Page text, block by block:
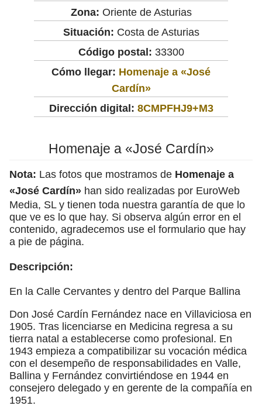
Zona: Oriente de Asturias
Situación: Costa de Asturias
Código postal: 33300
Cómo llegar: Homenaje a «José
Cardín»
Dirección digital: 8CMPFHJ9+M3
Homenaje a «José Cardín»
Nota: Las fotos que mostramos de Homenaje a
«José Cardín» han sido realizadas por EuroWeb
Media, SL y tienen toda nuestra garantía de que lo
que ve es lo que hay. Si observa algún error en el
contenido, agradecemos use el formulario que hay
a pie de página.
Descripción:
En la Calle Cervantes y dentro del Parque Ballina
Don José Cardín Fernández nace en Villaviciosa en
1905. Tras licenciarse en Medicina regresa a su
tierra natal a establecerse como profesional. En
1943 empieza a compatibilizar su vocación médica
con el desempeño de responsabilidades en Valle,
Ballina y Fernández convirtiéndose en 1944 en
consejero delegado y en gerente de la compañía en
1951.